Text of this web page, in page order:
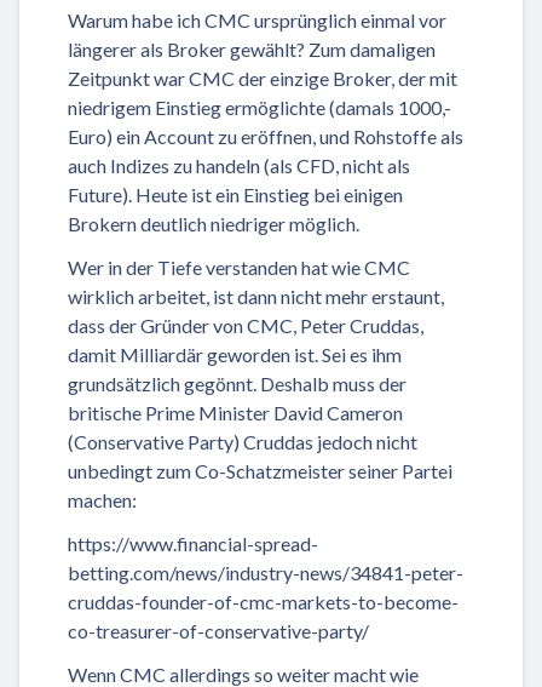
Warum habe ich CMC ursprünglich einmal vor
längerer als Broker gewählt? Zum damaligen
Zeitpunkt war CMC der einzige Broker, der mit
niedrigem Einstieg ermöglichte (damals 1000,-
Euro) ein Account zu eröffnen, und Rohstoffe als
auch Indizes zu handeln (als CFD, nicht als
Future). Heute ist ein Einstieg bei einigen
Brokern deutlich niedriger möglich.
Wer in der Tiefe verstanden hat wie CMC
wirklich arbeitet, ist dann nicht mehr erstaunt,
dass der Gründer von CMC, Peter Cruddas,
damit Milliardär geworden ist. Sei es ihm
grundsätzlich gegönnt. Deshalb muss der
britische Prime Minister David Cameron
(Conservative Party) Cruddas jedoch nicht
unbedingt zum Co-Schatzmeister seiner Partei
machen:
https://www.financial-spread-
betting.com/news/industry-news/34841-peter-
cruddas-founder-of-cmc-markets-to-become-
co-treasurer-of-conservative-party/
Wenn CMC allerdings so weiter macht wie